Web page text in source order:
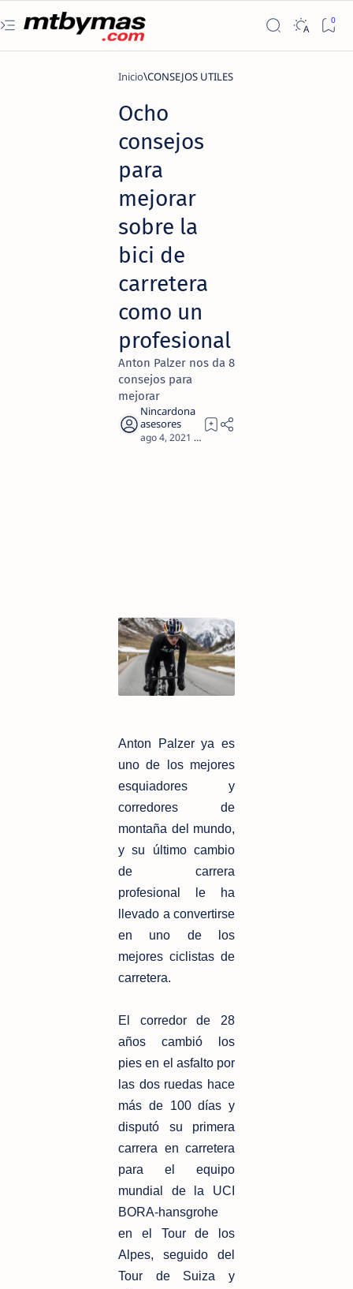
Inicio CONSEJOS UTILES
Ocho
consejos
para
mejorar
sobre la
bici de
carretera
como un
profesional
Anton Palzer nos da 8
consejos para
mejorar
3
Anton Palzer ya es
uno de los mejores
esquiadores y
corredores de
montaña del mundo,
y su último cambio
de carrera
profesional le ha
llevado a convertirse
en uno de los
mejores ciclistas de
carretera.
El corredor de 28
años cambió los
pies en el asfalto por
las dos ruedas hace
más de 100 días y
disputó su primera
carrera en carretera
para el equipo
mundial de la UCI
BORA-hansgrohe
en el Tour de los
Alpes, seguido del
Tour de Suiza y